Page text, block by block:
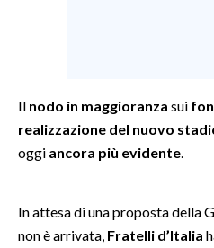
SPETTACOLI
SALUTE
Il nodo in maggioranza sui
realizzazione del nuovo
oggi ancora più evidente
In attesa di una proposta della
non è arrivata, Fratelli d’Italia